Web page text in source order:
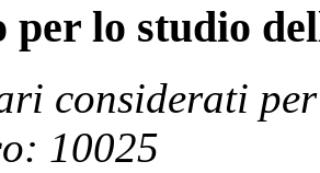
per lo studio
considerati
10025